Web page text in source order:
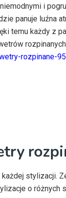
i
panuje luźna
temu każdy
rozpinane-
stylizacji.
o